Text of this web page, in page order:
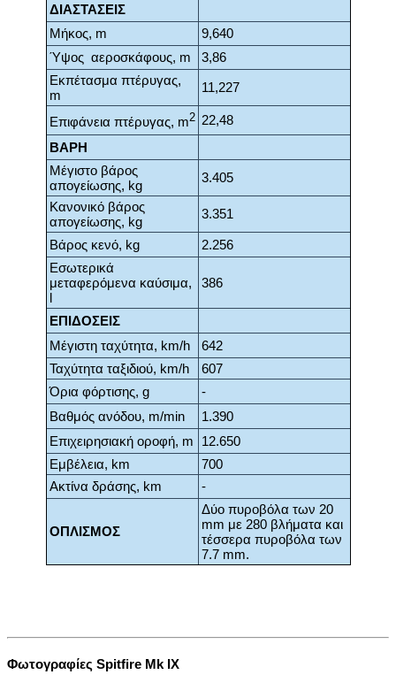
ΔΙΑΣΤΑΣΕΙΣ
Μήκος, m
9,640
Ύψος αεροσκάφους, m
3,86
Εκπέτασμα πτέρυγας,
m
11,227
Επιφάνεια πτέρυγας, m2
22,48
ΒΑΡΗ
Μέγιστο βάρος
απογείωσης, kg
3.405
Κανονικό βάρος
απογείωσης, kg
3.351
Βάρος κενό, kg
2.256
Εσωτερικά
μεταφερόμενα καύσιμα,
l
386
ΕΠΙΔΟΣΕΙΣ
Μέγιστη ταχύτητα, km/h
642
Ταχύτητα ταξιδιού, km/h
607
Όρια φόρτισης, g
-
Βαθμός ανόδου, m/min
1.390
Επιχειρησιακή οροφή, m
12.650
Εμβέλεια, km
700
Ακτίνα δράσης, km
-
ΟΠΛΙΣΜΟΣ
Δύο πυροβόλα των 20
mm με 280 βλήματα και
τέσσερα πυροβόλα των
7.7 mm.
Φωτογραφίες Spitfire Mk IX